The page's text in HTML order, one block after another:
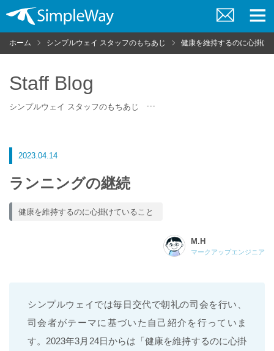
問
い
ニ
ュ
ホーム シンプルウェイ スタッフのもちあじ 健康を維持するのに心掛け
Staff Blog
シンプルウェイ スタッフのもちあじ
2023.04.14
ランニングの継続
健康を維持するのに心掛けていること
M.H
マークアップエンジニア
シンプルウェイでは毎日交代で朝礼の司会を行い、
司会者がテーマに基づいた自己紹介を行っていま
す。2023年3月24日からは「健康を維持するのに心掛